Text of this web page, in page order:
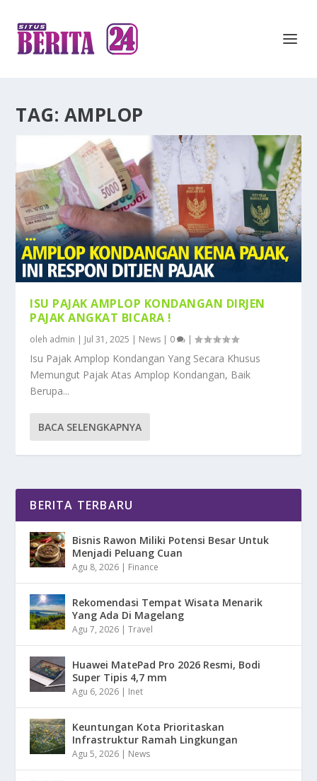
TAG: AMPLOP
ISU PAJAK AMPLOP KONDANGAN DIRJEN
PAJAK ANGKAT BICARA !
oleh admin | Jul 31, 2025 | News | 0 |
Isu Pajak Amplop Kondangan Yang Secara Khusus
Memungut Pajak Atas Amplop Kondangan, Baik
Berupa...
BACA SELENGKAPNYA
BERITA TERBARU
Bisnis Rawon Miliki Potensi Besar Untuk
Menjadi Peluang Cuan
Agu 8, 2026 | Finance
Rekomendasi Tempat Wisata Menarik
Yang Ada Di Magelang
Agu 7, 2026 |Travel
Huawei MatePad Pro 2026 Resmi, Bodi
Super Tipis 4,7 mm
Agu 6, 2026 | Inet
Keuntungan Kota Prioritaskan
Infrastruktur Ramah Lingkungan
Agu 5, 2026 | News